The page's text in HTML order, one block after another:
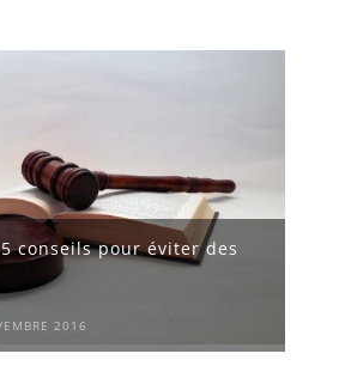
conseils pour éviter des
2016